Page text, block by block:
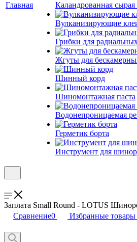
Главная Каландрованная сырая
Вулканизирующие
Грибки для
Жгуты для
Шинный корд
Шиномонтажная паста
Водонепроницаемая
Герметик борта
Инструмент для
Заплата Small Round - LOTUS
Сравнение0 Избранные товары